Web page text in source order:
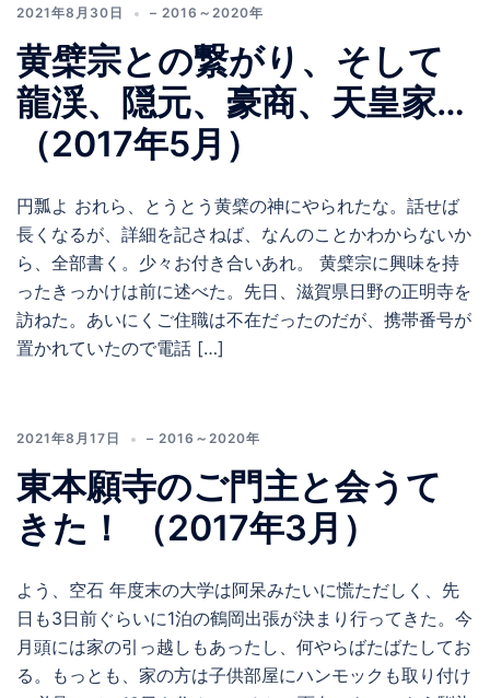
2021年8月30日 – 2016～2020年
黄檗宗との繋がり、そして
龍渓、隠元、豪商、天皇家…
（2017年5月）
円瓢よ おれら、とうとう黄檗の神にやられたな。話せば
長くなるが、詳細を記さねば、なんのことかわからないか
ら、全部書く。少々お付き合いあれ。 黄檗宗に興味を持
ったきっかけは前に述べた。先日、滋賀県日野の正明寺を
訪ねた。あいにくご住職は不在だったのだが、携帯番号が
置かれていたので電話 […]
2021年8月17日 – 2016～2020年
東本願寺のご門主と会うて
きた！ （2017年3月）
よう、空石 年度末の大学は阿呆みたいに慌ただしく、先
日も3日前ぐらいに1泊の鶴岡出張が決まり行ってきた。今
月頭には家の引っ越しもあったし、何やらばたばたしてお
る。もっとも、家の方は子供部屋にハンモックも取り付け